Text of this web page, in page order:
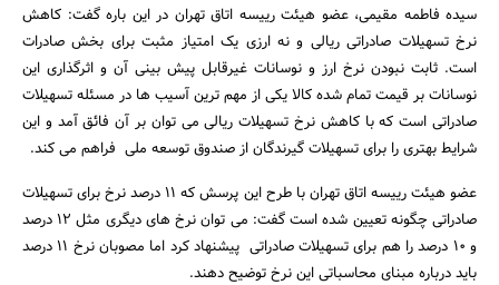
سیده فاطمه مقیمی، عضو هیئت رییسه اتاق تهران در این باره گفت: کاهش
نرخ تسهیلات صادراتی ریالی و نه ارزی یک امتیاز مثبت برای بخش صادرات
است. ثابت نبودن نرخ ارز و نوسانات غیرقابل پیش بینی آن و اثرگذاری این
نوسانات بر قیمت تمام شده کالا یکی از مهم ترین آسیب ها در مسئله تسهیلات
صادراتی است که با کاهش نرخ تسهیلات ریالی می توان بر آن فائق آمد و این
شرایط بهتری را برای تسهیلات گیرندگان از صندوق توسعه ملی فراهم می کند.
عضو هیئت رییسه اتاق تهران با طرح این پرسش که 11 درصد نرخ برای تسهیلات
صادراتی چگونه تعیین شده است گفت: می توان نرخ های دیگری مثل 12 درصد
و 10 درصد را هم برای تسهیلات صادراتی پیشنهاد کرد اما مصوبان نرخ 11 درصد
باید درباره مبنای محاسباتی این نرخ توضیح دهند.